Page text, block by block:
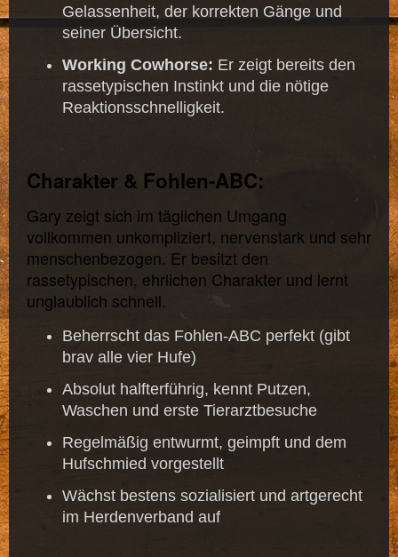
Gelassenheit, der korrekten Gänge und
seiner Übersicht.
Working Cowhorse: Er zeigt bereits den
rassetypischen Instinkt und die nötige
Reaktionsschnelligkeit.
Charakter & Fohlen-ABC:
Gary zeigt sich im täglichen Umgang
vollkommen unkompliziert, nervenstark und sehr
menschenbezogen. Er besitzt den
rassetypischen, ehrlichen Charakter und lernt
unglaublich schnell.
Beherrscht das Fohlen-ABC perfekt (gibt
brav alle vier Hufe)
Absolut halfterführig, kennt Putzen,
Waschen und erste Tierarztbesuche
Regelmäßig entwurmt, geimpft und dem
Hufschmied vorgestellt
Wächst bestens sozialisiert und artgerecht
im Herdenverband auf